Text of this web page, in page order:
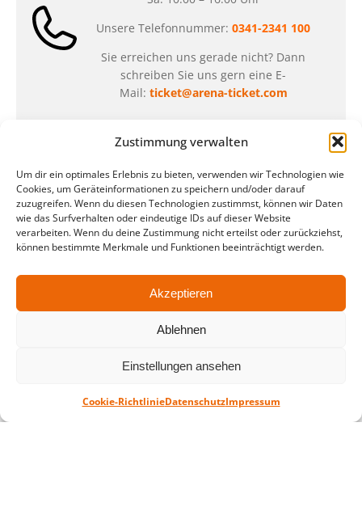
Zustimmung verwalten
Um dir ein optimales Erlebnis zu bieten, verwenden wir Technologien wie
Cookies, um Geräteinformationen zu speichern und/oder darauf
zuzugreifen. Wenn du diesen Technologien zustimmst, können wir Daten
wie das Surfverhalten oder eindeutige IDs auf dieser Website
verarbeiten. Wenn du deine Zustimmung nicht erteilst oder zurückziehst,
können bestimmte Merkmale und Funktionen beeinträchtigt werden.
Akzeptieren
Ablehnen
Einstellungen ansehen
Cookie-RichtlinieDatenschutzImpressum
Unsere Telefonnummer: 0341-2341 100
Sie erreichen uns gerade nicht? Dann
schreiben Sie uns gern eine E-
Mail: ticket@arena-ticket.com
Kassenöffnungszeiten
in der Zeit vom 06.07. – 07.08.2026
Montag – Freitag: 10-18 Uhr Samstag:
geschlossen
Am Sportforum 2, 04105 Leipzig
Sie erreichen uns mit dem Öffentlichen
Haltestelle Waldplatz/Arena. Kostenfreies